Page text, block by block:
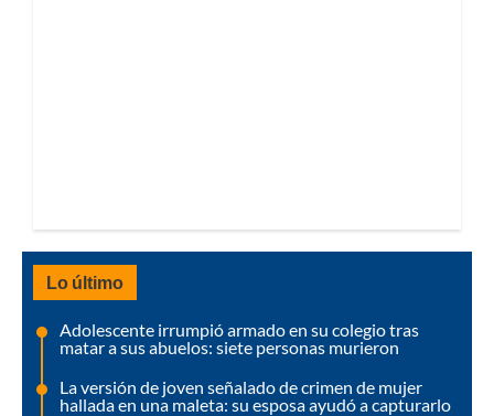
Lo último
Adolescente irrumpió armado en su colegio tras
matar a sus abuelos: siete personas murieron
La versión de joven señalado de crimen de mujer
hallada en una maleta: su esposa ayudó a capturarlo